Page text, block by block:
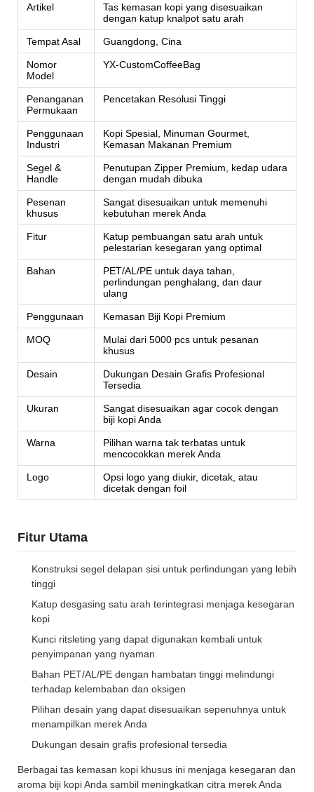
Artikel
Tas kemasan kopi yang disesuaikan
dengan katup knalpot satu arah
Tempat Asal Guangdong, Cina
Nomor
Model
YX-CustomCoffeeBag
Penanganan
Permukaan
Pencetakan Resolusi Tinggi
Penggunaan
Industri
Kopi Spesial, Minuman Gourmet,
Kemasan Makanan Premium
Segel &
Handle
Penutupan Zipper Premium, kedap udara
dengan mudah dibuka
Pesenan
khusus
Sangat disesuaikan untuk memenuhi
kebutuhan merek Anda
Fitur
Katup pembuangan satu arah untuk
pelestarian kesegaran yang optimal
Bahan
PET/AL/PE untuk daya tahan,
perlindungan penghalang, dan daur
ulang
Penggunaan Kemasan Biji Kopi Premium
MOQ
Mulai dari 5000 pcs untuk pesanan
khusus
Desain
Dukungan Desain Grafis Profesional
Tersedia
Ukuran
Sangat disesuaikan agar cocok dengan
biji kopi Anda
Warna
Pilihan warna tak terbatas untuk
mencocokkan merek Anda
Logo
Opsi logo yang diukir, dicetak, atau
dicetak dengan foil
Fitur Utama
Konstruksi segel delapan sisi untuk perlindungan yang lebih
tinggi
Katup desgasing satu arah terintegrasi menjaga kesegaran
kopi
Kunci ritsleting yang dapat digunakan kembali untuk
penyimpanan yang nyaman
Bahan PET/AL/PE dengan hambatan tinggi melindungi
terhadap kelembaban dan oksigen
Pilihan desain yang dapat disesuaikan sepenuhnya untuk
menampilkan merek Anda
Dukungan desain grafis profesional tersedia
Berbagai tas kemasan kopi khusus ini menjaga kesegaran dan
aroma biji kopi Anda sambil meningkatkan citra merek Anda